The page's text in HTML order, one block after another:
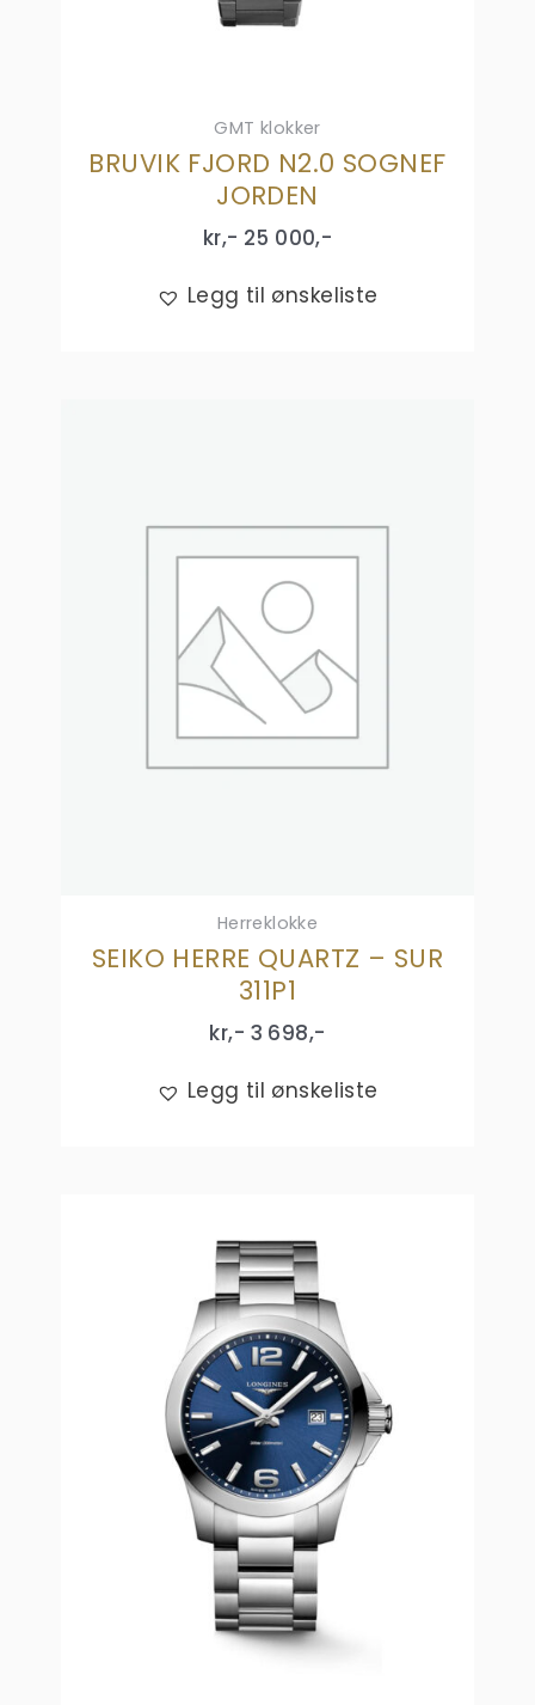
GMT klokker
BRUVIK FJORD N2.0 SOGNEF
JORDEN
kr,- 25 000,-
Legg til ønskeliste
Herreklokke
SEIKO HERRE QUARTZ – SUR
311P1
kr,- 3 698,-
Legg til ønskeliste